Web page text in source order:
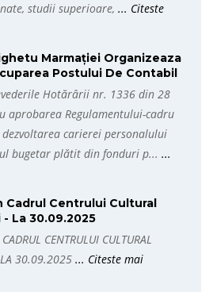
studii superioare, ... Citeste
Marmației Organizeaza
Postului De Contabil
Hotărârii nr. 1336 din 28
aprobarea Regulamentului-cadru
carierei personalului
bugetar plătit din fonduri p... ...
Cadrul Centrului Cultural
La 30.09.2025
CENTRULUI CULTURAL
LA 30.09.2025 ... Citeste mai